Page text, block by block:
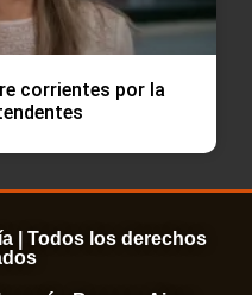
corrientes por la
| Todos los derechos